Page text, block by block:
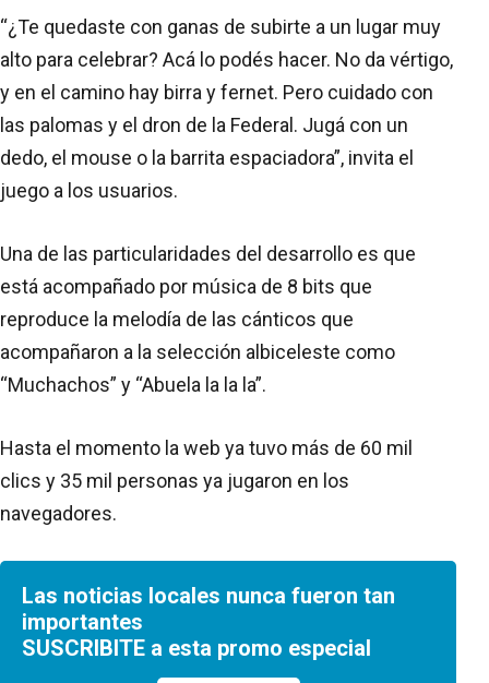
“¿Te quedaste con ganas de subirte a un lugar muy
alto para celebrar? Acá lo podés hacer. No da vértigo,
y en el camino hay birra y fernet. Pero cuidado con
las palomas y el dron de la Federal. Jugá con un
dedo, el mouse o la barrita espaciadora”, invita el
juego a los usuarios.
Una de las particularidades del desarrollo es que
está acompañado por música de 8 bits que
reproduce la melodía de las cánticos que
acompañaron a la selección albiceleste como
“Muchachos” y “Abuela la la la”.
Hasta el momento la web ya tuvo más de 60 mil
clics y 35 mil personas ya jugaron en los
navegadores.
Las noticias locales nunca fueron tan
importantes
SUSCRIBITE a esta promo especial